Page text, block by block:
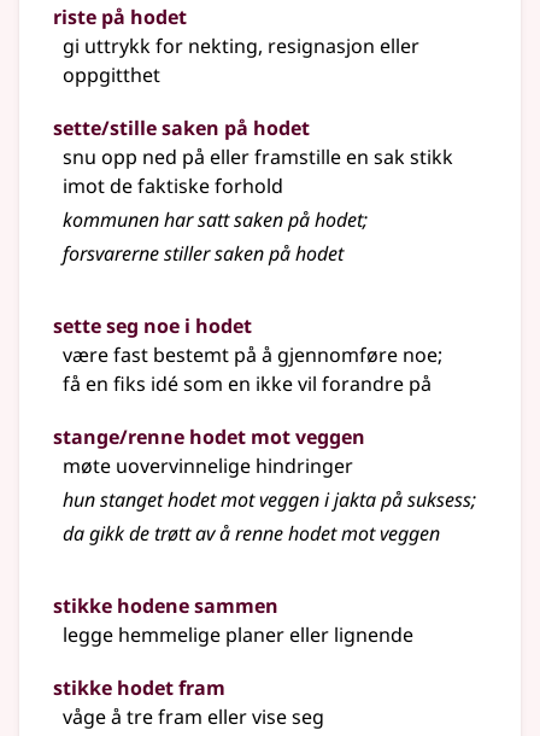
riste på hodet
gi uttrykk for nekting, resignasjon eller
oppgitthet
sette/stille saken på hodet
snu opp ned på eller framstille en sak stikk
imot de faktiske forhold
kommunen har satt saken på hodet;
forsvarerne stiller saken på hodet
sette seg noe i hodet
være fast bestemt på å gjennomføre noe;
få en fiks idé som en ikke vil forandre på
stange/renne hodet mot veggen
møte uovervinnelige hindringer
hun stanget hodet mot veggen i jakta på suksess;
da gikk de trøtt av å renne hodet mot veggen
stikke hodene sammen
legge hemmelige planereller lignende
stikke hodet fram
våge å tre fram eller vise seg